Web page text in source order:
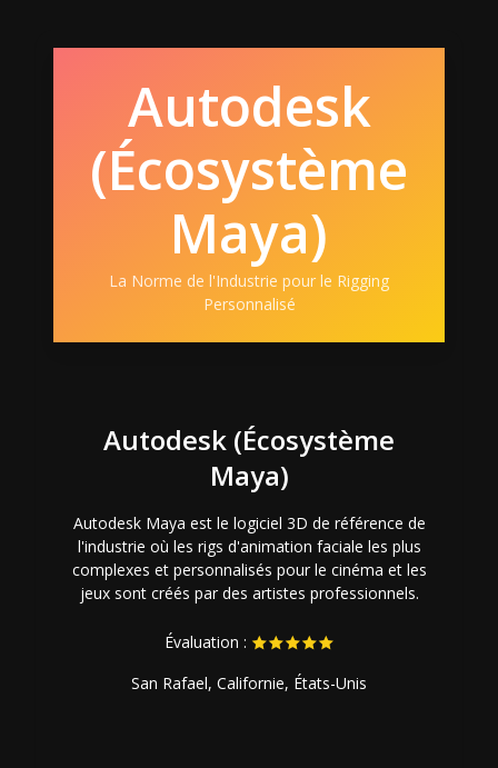
Autodesk
(Écosystème
Maya)
La Norme de l'Industrie pour le Rigging
Personnalisé
Autodesk (Écosystème
Maya)
Autodesk Maya est le logiciel 3D de référence de
l'industrie où les rigs d'animation faciale les plus
complexes et personnalisés pour le cinéma et les
jeux sont créés par des artistes professionnels.
Évaluation :
San Rafael, Californie, États-Unis